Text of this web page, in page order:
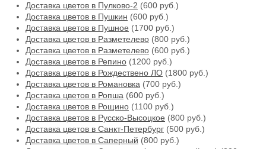
Доставка цветов в Пулково-2 (600 руб.)
Доставка цветов в Пушкин (600 руб.)
Доставка цветов в Пушное (1700 руб.)
Доставка цветов в Разметелево (800 руб.)
Доставка цветов в Разметелево (600 руб.)
Доставка цветов в Репино (1200 руб.)
Доставка цветов в Рождествено ЛО (1800 руб.)
Доставка цветов в Романовка (700 руб.)
Доставка цветов в Ропша (600 руб.)
Доставка цветов в Рощино (1100 руб.)
Доставка цветов в Русско-Высоцкое (800 руб.)
Доставка цветов в Санкт-Петербург (500 руб.)
Доставка цветов в Саперный (800 руб.)